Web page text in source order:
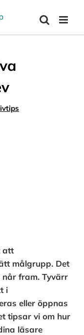
att
målgrupp. Det
når fram. Tyvärr
i
eller öppnas
tipsar vi om hur
läsare